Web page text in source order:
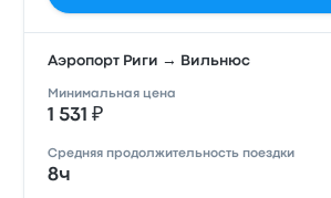
Аэропорт Риги → Вильнюс
Минимальная цена
1 531 ₽
Средняя продолжительность поездки
8ч